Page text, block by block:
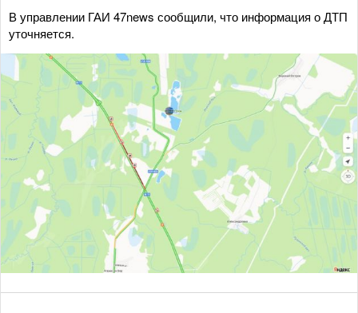
В управлении ГАИ 47news сообщили, что информация о ДТП
уточняется.